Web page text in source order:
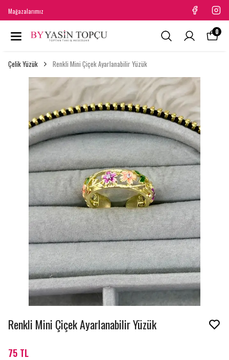
Mağazalarımız
0
Çelik Yüzük Renkli Mini Çiçek Ayarlanabilir Yüzük
Renkli Mini Çiçek Ayarlanabilir Yüzük
75 TL